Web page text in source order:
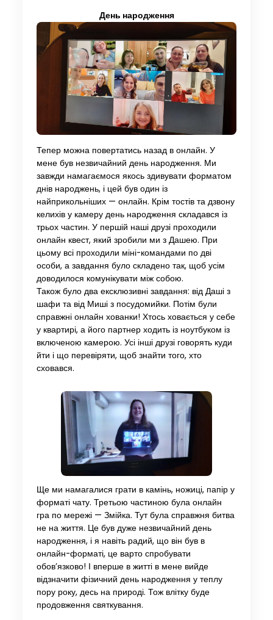
День народження
Тепер можна повертатись назад в онлайн. У
мене був незвичайний день народження. Ми
завжди намагаємося якось здивувати форматом
днів народжень, і цей був один із
найприкольніших — онлайн. Крім тостів та дзвону
келихів у камеру день народження складався із
трьох частин. У першій наші друзі проходили
онлайн квест, який зробили ми з Дашею. При
цьому всі проходили міні-командами по дві
особи, а завдання було складено так, щоб усім
доводилося комунікувати між собою.
Також було два ексклюзивні завдання: від Даші з
шафи та від Миші з посудомийки. Потім були
справжні онлайн хованки! Хтось ховається у себе
у квартирі, а його партнер ходить із ноутбуком із
включеною камерою. Усі інші друзі говорять куди
йти і що перевіряти, щоб знайти того, хто
сховався.
Ще ми намагалися грати в камінь, ножиці, папір у
форматі чату. Третьою частиною була онлайн
гра по мережі — Змійка. Тут була справжня битва
не на життя. Це був дуже незвичайний день
народження, і я навіть радий, що він був в
онлайн-форматі, це варто спробувати
обов’язково! І вперше в житті в мене вийде
відзначити фізичний день народження у теплу
пору року, десь на природі. Тож влітку буде
продовження святкування.